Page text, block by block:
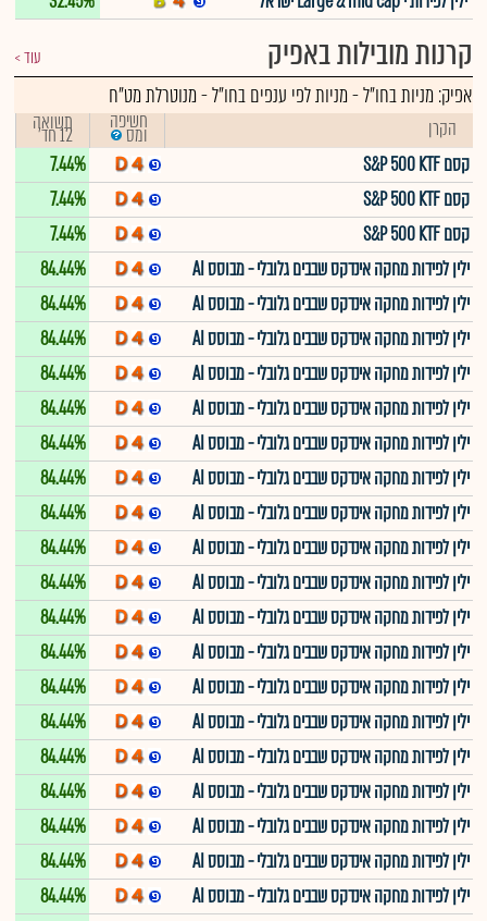
קרנות מובילות באפיק עוד
אפיק:מניות בחו"ל-מניות לפי ענפים בחו"ל - מנוטרלת מט"ח
הקרן חשיפה
ומס תשואה
12 חד'
קסם S&P 500 KTF
7.44%
קסם S&P 500 KTF
7.44%
קסם S&P 500 KTF
7.44%
ילין לפידות מחקה אינדקס שבבים גלובלי - מבוסס AI
84.44%
ילין לפידות מחקה אינדקס שבבים גלובלי - מבוסס AI
84.44%
ילין לפידות מחקה אינדקס שבבים גלובלי - מבוסס AI
84.44%
ילין לפידות מחקה אינדקס שבבים גלובלי - מבוסס AI
84.44%
ילין לפידות מחקה אינדקס שבבים גלובלי - מבוסס AI
84.44%
ילין לפידות מחקה אינדקס שבבים גלובלי - מבוסס AI
84.44%
ילין לפידות מחקה אינדקס שבבים גלובלי - מבוסס AI
84.44%
ילין לפידות מחקה אינדקס שבבים גלובלי - מבוסס AI
84.44%
ילין לפידות מחקה אינדקס שבבים גלובלי - מבוסס AI
84.44%
ילין לפידות מחקה אינדקס שבבים גלובלי - מבוסס AI
84.44%
ילין לפידות מחקה אינדקס שבבים גלובלי - מבוסס AI
84.44%
ילין לפידות מחקה אינדקס שבבים גלובלי - מבוסס AI
84.44%
ילין לפידות מחקה אינדקס שבבים גלובלי - מבוסס AI
84.44%
ילין לפידות מחקה אינדקס שבבים גלובלי - מבוסס AI
84.44%
ילין לפידות מחקה אינדקס שבבים גלובלי - מבוסס AI
84.44%
ילין לפידות מחקה אינדקס שבבים גלובלי - מבוסס AI
84.44%
ילין לפידות מחקה אינדקס שבבים גלובלי - מבוסס AI
84.44%
ילין לפידות מחקה אינדקס שבבים גלובלי - מבוסס AI
84.44%
ילין לפידות מחקה אינדקס שבבים גלובלי - מבוסס AI
84.44%